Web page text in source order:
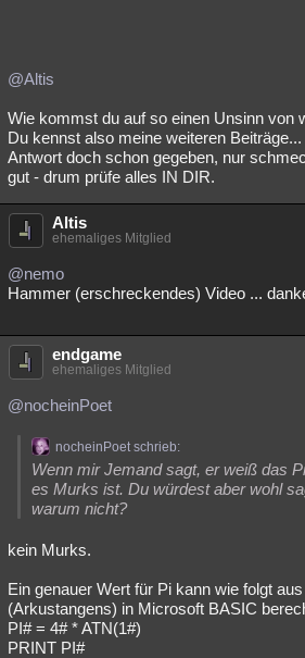
@Altis
Wie kommst du auf so einen Unsinn von
Du kennst also meine weiteren
Antwort doch schon gegeben, nur
gut - drum prüfe alles IN DIR.
Altis
ehemaliges Mitglied
@nemo
Hammer (erschreckendes) Video ...
endgame
ehemaliges Mitglied
@nocheinPoet
nocheinPoet schrieb:
Wenn mir Jemand sagt, er weiß das
es Murks ist. Du würdest aber wohl
warum nicht?
kein Murks.
Ein genauer Wert für Pi kann wie folgt
(Arkustangens) in Microsoft BASIC
PI# = 4# * ATN(1#)
PRINT PI#